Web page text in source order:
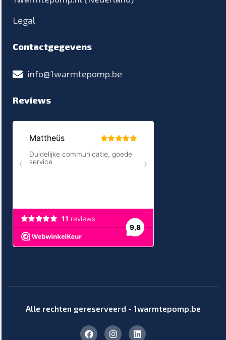
Legal
Contactgegevens
info@1warmtepomp.be
Reviews
Alle rechten gereserveerd - 1warmtepomp.be